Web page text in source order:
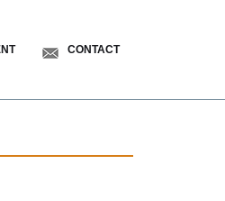
CONTACT